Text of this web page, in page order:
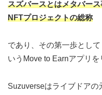
スズバースとはメタバー
NFTプロジェクトの総称
であり、その第一歩とし
いうMove to Earnアプリを
Suzuverseはライブドアの